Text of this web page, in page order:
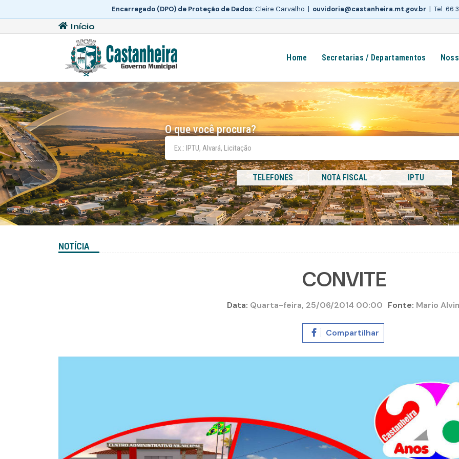
Encarregado (DPO) de Proteção de Dados:Cleire Carvalho | ouvidoria@castanheira.mt.gov.br | Tel. 66
Início
Home Secretarias / Departamentos
O que você procura?
TELEFONES NOTA FISCAL IPTU
NOTÍCIA
CONVITE
Data: Quarta-feira, 25/06/2014 00:00 Fonte: Mario
Compartilhar